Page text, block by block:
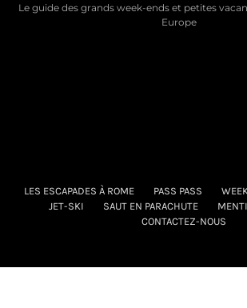
Le guide des grands week-ends et petites
Europe
LES ESCAPADES À ROME PASS PASS
JET-SKI
SAUT EN PARACHUTE
CONTACTEZ-NOUS